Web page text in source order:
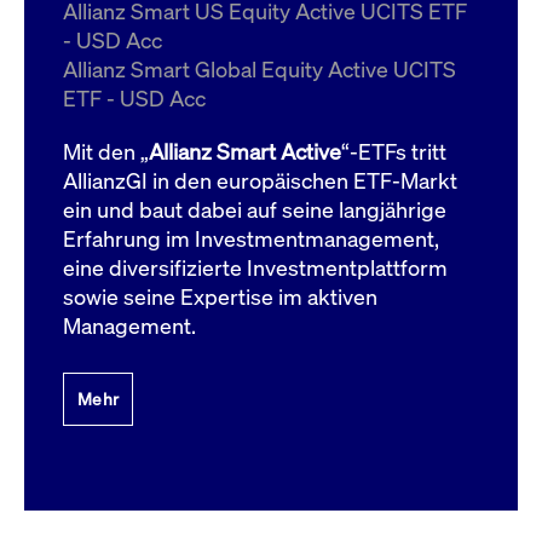
Allianz Smart US Equity Active UCITS ETF
- USD Acc
Allianz Smart Global Equity Active UCITS
ETF - USD Acc
Mit den „Allianz Smart Active“-ETFs tritt
AllianzGI in den europäischen ETF-Markt
ein und baut dabei auf seine langjährige
Erfahrung im Investmentmanagement,
eine diversifizierte Investmentplattform
sowie seine Expertise im aktiven
Management.
Mehr
ApplicationGatewayAffinityCORS
boerse.com
Domain
bis